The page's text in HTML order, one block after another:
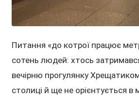
Питання «до котрої працює
сотень людей: хтось
вечірню прогулянку
столиці й ще не орієнтується в